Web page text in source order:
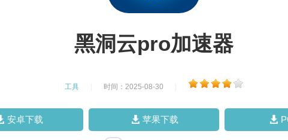
黑洞云pro加速器
工具 时间：2025-08-30
安卓下载 苹果下载